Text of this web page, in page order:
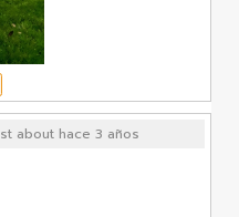
about hace 3 años